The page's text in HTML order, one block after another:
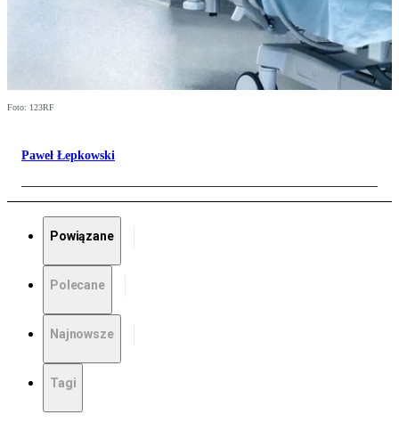
Foto: 123RF
Paweł Łepkowski
Powiązane
Polecane
Najnowsze
Tagi